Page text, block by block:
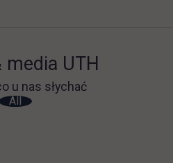
media UTH
u nas słychać
Filter network
All